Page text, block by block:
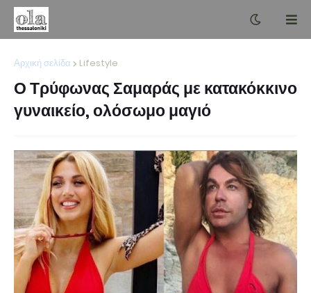
Αρχική σελίδα Lifestyle
Ο Τρύφωνας Σαμαράς με κατακόκκινο
γυναικείο, ολόσωμο μαγιό